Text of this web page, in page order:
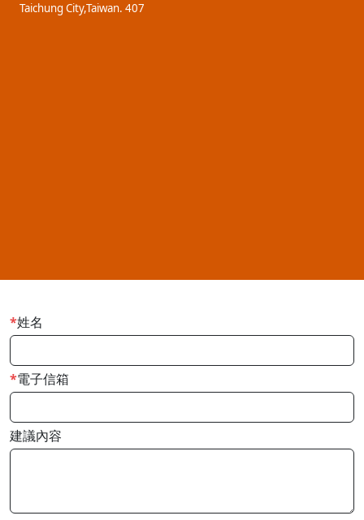
Taichung City,Taiwan. 407
姓名
電子信箱
建議內容